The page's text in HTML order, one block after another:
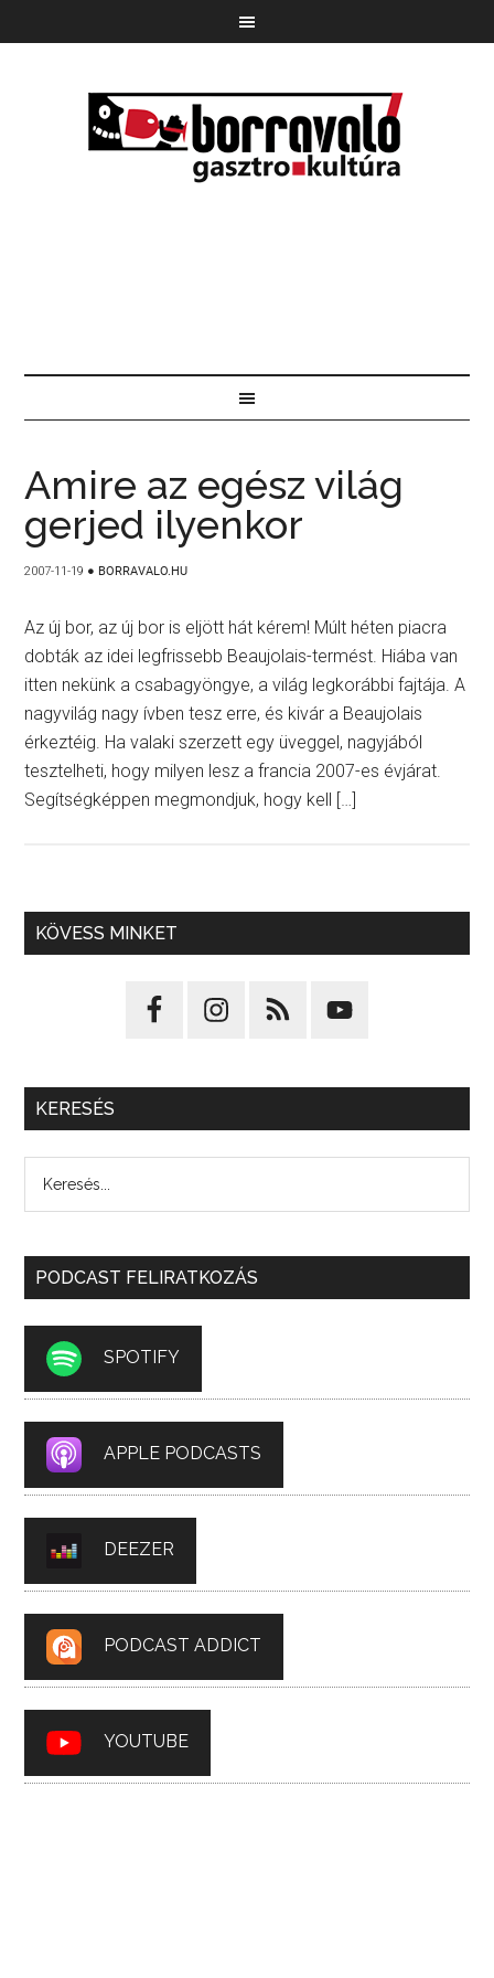
Amire az egész világ
gerjed ilyenkor
2007-11-19 ● BORRAVALO.HU
Az új bor, az új bor is eljött hát kérem! Múlt héten piacra
dobták az idei legfrissebb Beaujolais-termést. Hiába van
itten nekünk a csabagyöngye, a világ legkorábbi fajtája. A
nagyvilág nagy ívben tesz erre, és kivár a Beaujolais
érkeztéig. Ha valaki szerzett egy üveggel, nagyjából
tesztelheti, hogy milyen lesz a francia 2007-es évjárat.
Segítségképpen megmondjuk, hogy kell […]
KÖVESS MINKET
KERESÉS
PODCAST FELIRATKOZÁS
SPOTIFY
APPLE PODCASTS
DEEZER
PODCAST ADDICT
YOUTUBE